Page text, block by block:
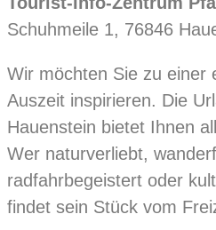
Schuhmeile 1, 76846
Wir möchten Sie zu einer
Auszeit inspirieren. Die
Hauenstein bietet Ihnen
Wer naturverliebt,
radfahrbegeistert oder
findet sein Stück vom